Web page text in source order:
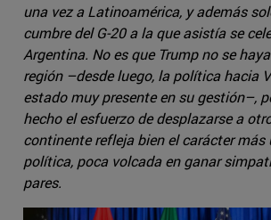
una vez a Latinoamérica, y además
cumbre del G-20 a la que asistía se
Argentina. No es que Trump no se
región –desde luego, la política hacia
estado muy presente en su gestión–,
hecho el esfuerzo de desplazarse a
continente refleja bien el carácter más
política, poca volcada en ganar
pares.